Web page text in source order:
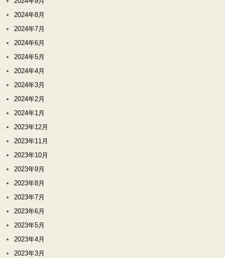
2024年8月
2024年7月
2024年6月
2024年5月
2024年4月
2024年3月
2024年2月
2024年1月
2023年12月
2023年11月
2023年10月
2023年9月
2023年8月
2023年7月
2023年6月
2023年5月
2023年4月
2023年3月